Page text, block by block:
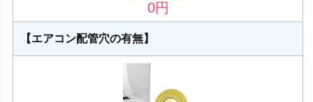
0円
【エアコン配管穴の有無】